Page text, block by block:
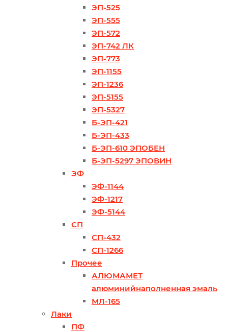
ЭП-525
ЭП-555
ЭП-572
ЭП-742 ЛК
ЭП-773
ЭП-1155
ЭП-1236
ЭП-5155
ЭП-5327
Б-ЭП-421
Б-ЭП-433
Б-ЭП-610 ЭПОБЕН
Б-ЭП-5297 ЭПОВИН
ЭФ
ЭФ-1144
ЭФ-1217
ЭФ-5144
СП
СП-432
СП-1266
Прочее
АЛЮМАМЕТ
алюминийнаполненная эмаль
МЛ-165
Лаки
ПФ